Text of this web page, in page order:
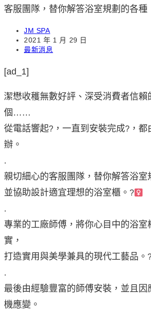
Post
author:
JM SPA
Post
published:
2021 年 1 月 29 日
Post
最新消息
[ad_1]
潔懋收穫無數好評、深受消費者信賴
個……
從電話響起? ，一直到安裝完成? ，
辦。
.
親切細心的客服團隊，替你解答浴室
並協助設計適宜理想的浴室櫃。 ?
.
專業的工廠師傅，將你心目中的浴室
實，
打造實用與美學兼具的現代工藝品。
.
最後由經驗豐富的師傅安裝，並且因
機應變。